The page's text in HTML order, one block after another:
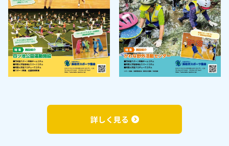
詳しく見る